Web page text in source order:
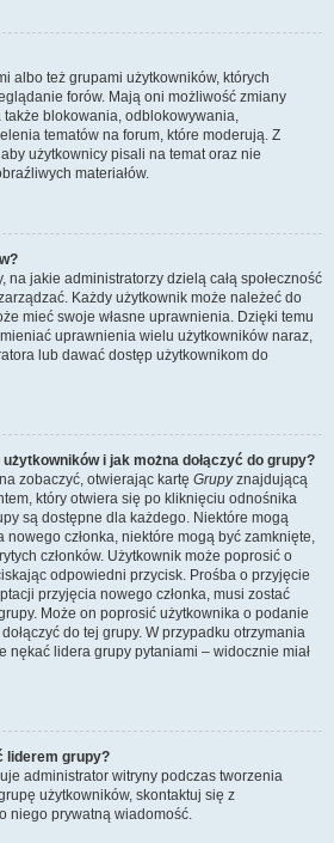
albo też grupami użytkowników, których
forów. Mają oni możliwość zmiany
blokowania, odblokowywania,
tematów na forum, które moderują. Z
użytkownicy pisali na temat oraz nie
materiałów.
na jakie administratorzy dzielą całą społeczność
Każdy użytkownik może należeć do
mieć swoje własne uprawnienia. Dzięki temu
uprawnienia wielu użytkowników naraz,
lub dawać dostęp użytkownikom do
i jak można dołączyć do grupy?
zobaczyć, otwierając kartę Grupyznajdującą
który otwiera się po kliknięciu odnośnika
są dostępne dla każdego. Niektóre mogą
członka, niektóre mogą być zamknięte,
członków. Użytkownik może poprosić o
odpowiedni przycisk. Prośba o przyjęcie
przyjęcia nowego członka, musi zostać
Może on poprosić użytkownika o podanie
do tej grupy. W przypadku otrzymania
nękać lidera grupy pytaniami – widocznie miał
liderem grupy?
administrator witryny podczas tworzenia
użytkowników, skontaktuj się z
niego prywatną wiadomość.